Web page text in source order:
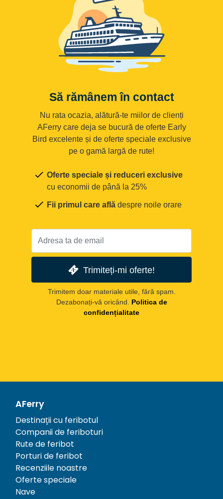
Să rămânem în contact
Nu rata ocazia, alătură-te miilor de clienți
AFerry care deja se bucură de oferte Early
Bird excelente și de oferte speciale exclusive
pe o gamă largă de rute!
Oferte speciale și reduceri exclusive
cu economii de până la 25%
Fii primul care află despre noile orare
Trimiteți-mi oferte!
Trimitem doar materiale utile, fără spam.
Dezabonați-vă oricând.
Politica de
confidențialitate
AFerry
Destinații cu feribotul
Companii de feriboturi
Rute de feribot
Porturi de feribot
Recenziile noastre
Oferte speciale
Nave